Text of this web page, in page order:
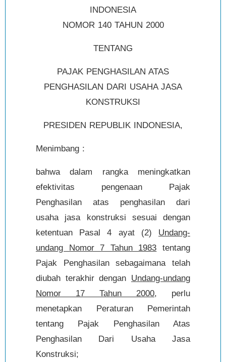
INDONESIA
NOMOR 140 TAHUN 2000
TENTANG
PAJAK PENGHASILAN ATAS
PENGHASILAN DARI USAHA JASA
KONSTRUKSI
PRESIDEN REPUBLIK INDONESIA,
Menimbang :
bahwa dalam rangka meningkatkan
efektivitas pengenaan Pajak
Penghasilan atas penghasilan dari
usaha jasa konstruksi sesuai dengan
ketentuan Pasal 4 ayat (2) Undang-
undang Nomor 7 Tahun 1983 tentang
Pajak Penghasilan sebagaimana telah
diubah terakhir dengan Undang-undang
Nomor 17 Tahun 2000, perlu
menetapkan Peraturan Pemerintah
tentang Pajak Penghasilan Atas
Penghasilan Dari Usaha Jasa
Konstruksi;